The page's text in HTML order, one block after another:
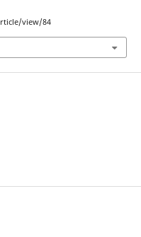
view/84